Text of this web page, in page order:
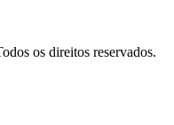
os direitos reservados.